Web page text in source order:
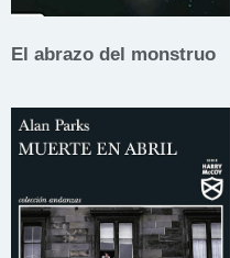
El abrazo del monstruo